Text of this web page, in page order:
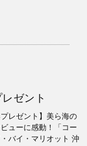
ゼント
プレゼント】美ら海の
ューに感動！「コー
・バイ・マリオット 沖